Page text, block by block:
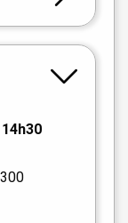
14h30